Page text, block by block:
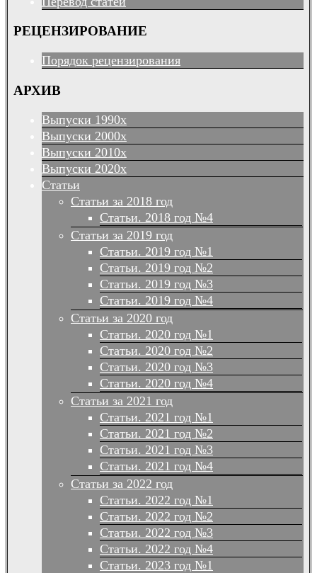
РЕЦЕНЗИРОВАНИЕ
Порядок рецензирования
АРХИВ
Выпуски 1990х
Выпуски 2000х
Выпуски 2010х
Выпуски 2020х
Статьи
Статьи за 2018 год
Статьи. 2018 год №4
Статьи за 2019 год
Статьи. 2019 год №1
Статьи. 2019 год №2
Статьи. 2019 год №3
Статьи. 2019 год №4
Статьи за 2020 год
Статьи. 2020 год №1
Статьи. 2020 год №2
Статьи. 2020 год №3
Статьи. 2020 год №4
Статьи за 2021 год
Статьи. 2021 год №1
Статьи. 2021 год №2
Статьи. 2021 год №3
Статьи. 2021 год №4
Статьи за 2022 год
Статьи. 2022 год №1
Статьи. 2022 год №2
Статьи. 2022 год №3
Статьи. 2022 год №4
Статьи. 2023 год №1